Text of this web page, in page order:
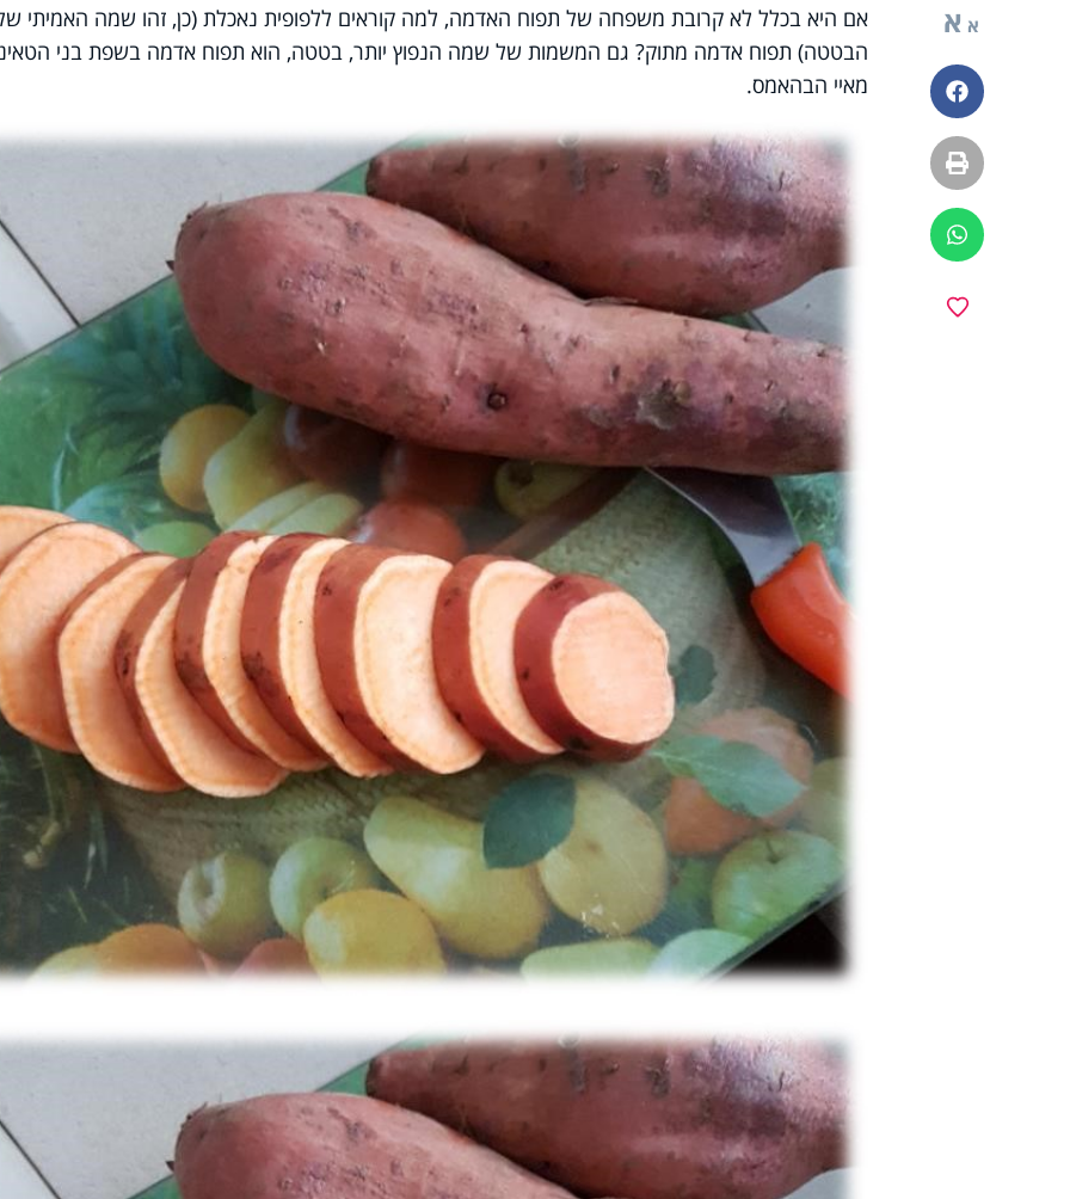
א א
פייסבוק
הדפסה
ווטסאפ
אם היא בכלל לא קרובת משפחה של תפוח האדמה, למה קוראים ללפופית נאכלת (כן, זהו שמה האמיתי
הבטטה) תפוח אדמה מתוק? גם המשמות של שמה הנפוץ יותר, בטטה, הוא תפוח אדמה בשפת בני
מאיי הבהאמס.